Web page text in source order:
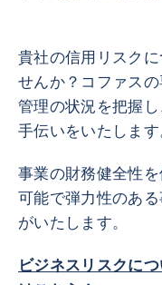
貴社の信用リスク
せんか？コファス
管理の状況を把握
手伝いをいたします
事業の財務健全性
可能で弾力性のあ
がいたします。
ビジネスリスクに